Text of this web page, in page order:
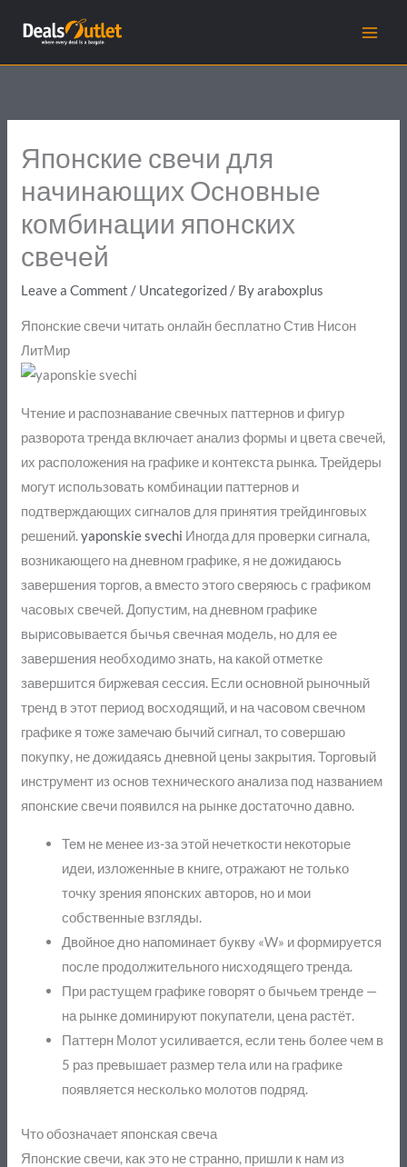
Японские свечи для
начинающих Основные
комбинации японских
свечей
Leave a Comment / Uncategorized / Byaraboxplus
Японские свечи читать онлайн бесплатно Стив Нисон
ЛитМир
Чтение и распознавание свечных паттернов и фигур
разворота тренда включает анализ формы и цвета свечей,
их расположения на графике и контекста рынка. Трейдеры
могут использовать комбинации паттернов и
подтверждающих сигналов для принятия трейдинговых
решений.yaponskie svechi Иногда для проверки сигнала,
возникающего на дневном графике, я не дожидаюсь
завершения торгов, а вместо этого сверяюсь с графиком
часовых свечей. Допустим, на дневном графике
вырисовывается бычья свечная модель, но для ее
завершения необходимо знать, на какой отметке
завершится биржевая сессия. Если основной рыночный
тренд в этот период восходящий, и на часовом свечном
графике я тоже замечаю бычий сигнал, то совершаю
покупку, не дожидаясь дневной цены закрытия. Торговый
инструмент из основ технического анализа под названием
японские свечи появился на рынке достаточно давно.
Тем не менее из-за этой нечеткости некоторые
идеи, изложенные в книге, отражают не только
точку зрения японских авторов, но и мои
собственные взгляды.
Двойное дно напоминает букву «W» и формируется
после продолжительного нисходящего тренда.
При растущем графике говорят о бычьем тренде —
на рынке доминируют покупатели, цена растёт.
Паттерн Молот усиливается, если тень более чем в
5 раз превышает размер тела или на графике
появляется несколько молотов подряд.
Что обозначает японская свеча
Японские свечи, как это не странно, пришли к нам из